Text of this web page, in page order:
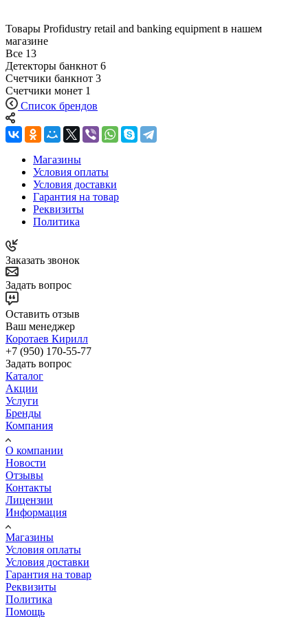
Товары Profidustry retail and banking equipment в нашем
магазине
Все 13
Детекторы банкнот 6
Счетчики банкнот 3
Счетчики монет 1
Список брендов
Магазины
Условия оплаты
Условия доставки
Гарантия на товар
Реквизиты
Политика
Заказать звонок
Задать вопрос
Оставить отзыв
Ваш менеджер
Коротаев Кирилл
+7 (950) 170-55-77
Задать вопрос
Каталог
Акции
Услуги
Бренды
Компания
О компании
Новости
Отзывы
Контакты
Лицензии
Информация
Магазины
Условия оплаты
Условия доставки
Гарантия на товар
Реквизиты
Политика
Помощь